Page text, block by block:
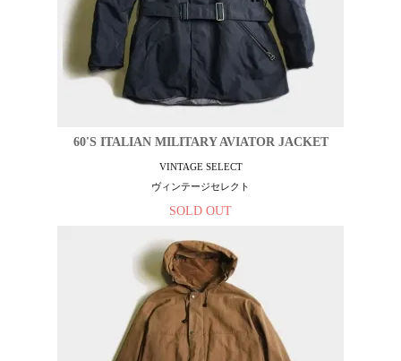
60'S ITALIAN MILITARY AVIATOR JACKET
VINTAGE SELECT
ヴィンテージセレクト
SOLD OUT